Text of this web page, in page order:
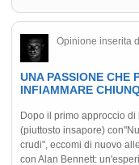
Opinione inserita
UNA PASSIONE CHE
INFIAMMARE
Dopo il primo approccio di
(piuttosto insapore)
crudi", eccomi di nuovo
con Alan Bennett: